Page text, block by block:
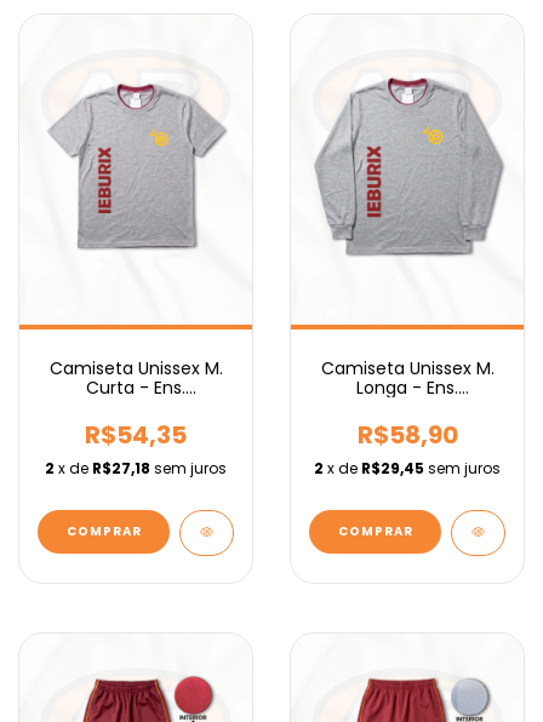
Camiseta Unissex M.
Curta - Ens.
R$54,35
2 x de R$27,18 sem juros
COMPRAR
Camiseta Unissex M.
Longa - Ens.
R$58,90
2 x de R$29,45 sem juros
COMPRAR